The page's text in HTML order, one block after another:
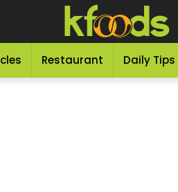
Restaurant Daily Tips